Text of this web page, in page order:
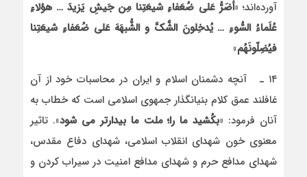
آورده‌اند؛ «أضَرُّ عَلى ضُعَفاءِ شیعَتِنا مِن جَیشِ یَزیدَ … هؤلاءِ
عُلَماءُ السُّوءِ … یُدخِلونَ الشَّکَّ و الشُّبهَهَ عَلى ضُعَفاءِ شیعَتِنا
فیُضِلّونَهُم»
۱۴ ـ آنچه دشمنان اسلام و ایران در محاسبات خود از آن
غافلند عمق کلام بنیان­گذار جمهوی اسلامی است که خطاب به
آنان فرمود: ‏‏«بکُشید ما را؛ ملت ما بیدارتر می شود‏». تاثیر
معنوی خون شهدای انقلاب اسلامی، شهدای دفاع مقدس،
شهدای مدافع حرم و شهدای مدافع امنیت در سیراب کردن و